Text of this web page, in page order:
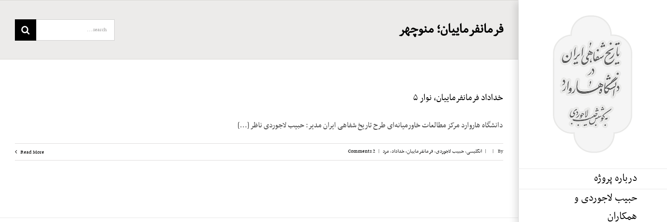
درباره پروژه
حبیب لاجوردی و
همکاران
فرمانفرماییان؛ منوچهر
Search
for:
خداداد فرمانفرماییان، نوار ۵
دانشگاه هاروارد مرکز مطالعات خاورمیانه‌ای طرح تاریخ شفاهی ایران مدیر: حبیب لاجوردی ناظر [...]
By
|
| انگلیسی,حبیب لاجوردی,فرمانفرماییان، خداداد,مرد |
2 Comments
Read More